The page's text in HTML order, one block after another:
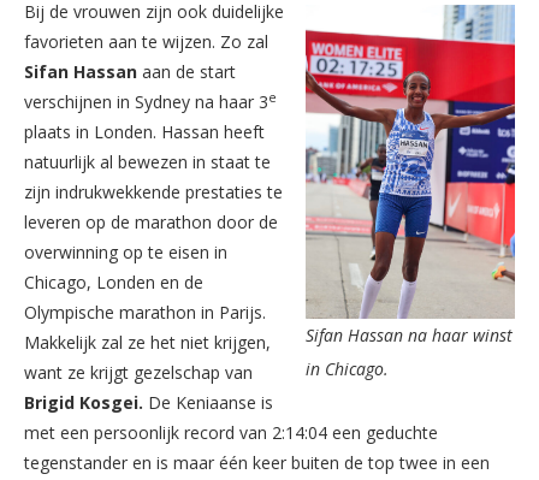
Sifan Hassan na haar winst
in Chicago.
Bij de vrouwen zijn ook duidelijke
favorieten aan te wijzen. Zo zal
Sifan Hassan aan de start
verschijnen in Sydney na haar 3e
plaats in Londen. Hassan heeft
natuurlijk al bewezen in staat te
zijn indrukwekkende prestaties te
leveren op de marathon door de
overwinning op te eisen in
Chicago, Londen en de
Olympische marathon in Parijs.
Makkelijk zal ze het niet krijgen,
want ze krijgt gezelschap van
Brigid Kosgei. De Keniaanse is
met een persoonlijk record van 2:14:04 een geduchte
tegenstander en is maar één keer buiten de top twee in een